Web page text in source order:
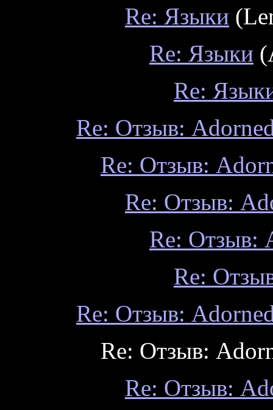
Re: Языки
Re: Языки
Re:
Re: Отзыв:
Re: Отзыв:
Re: Отзыв:
Re: Отзыв:
Re:
Re: Отзыв:
Re: Отзыв:
Re: Отзыв: